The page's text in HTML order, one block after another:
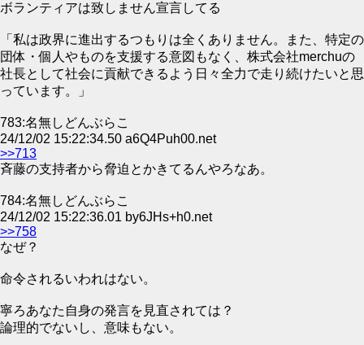
ボランティアは致しません宣言してる
「私は政界に進出するつもりは全くありません。また、特定の
団体・個人やものを支援する意図もなく、株式会社merchuの
社長として社会に貢献できるよう日々全力で走り続けたいと思
っています。」
783:名無しどんぶらこ
24/12/02 15:22:34.50 a6Q4Puh00.net
>>713
斉藤の支持者から脅迫とかきてるんやろなあ。
784:名無しどんぶらこ
24/12/02 15:22:36.01 by6JHs+h0.net
>>758
なぜ？
命令されるいわれはない。
寧ろあなた自身の発言を見直されては？
論理的でないし、意味もない。